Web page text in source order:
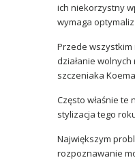
ich niekorzystny
wymaga
Przede
działanie
szczeniaka
Często właśnie
stylizacja tego
Największym
rozpoznawanie